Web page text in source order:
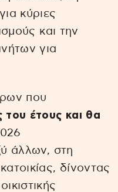
κύριες
και την
για
που
του έτους και θα
άλλων, στη
δίνοντας